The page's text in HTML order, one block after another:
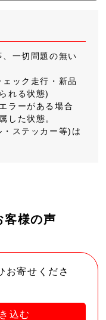
一切問題の無い
ック走行・新品
れる状態)
ラーがある場合
した状態。
ステッカー等)は
客様の声
お寄せくださ
込む